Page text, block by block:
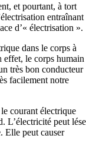
et pourtant, à tort
entraînant
d’« électrisation ».
dans le corps à
effet, le corps humain
très bon conducteur
facilement notre
courant électrique
L’électricité peut
Elle peut causer